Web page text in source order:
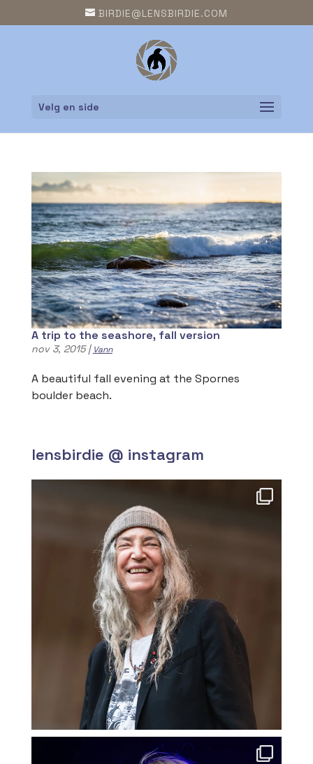
BIRDIE@LENSBIRDIE.COM
Velg en side
A trip to the seashore, fall version
nov 3, 2015| Vann
A beautiful fall evening at the Spornes
boulder beach.
lensbirdie @ instagram